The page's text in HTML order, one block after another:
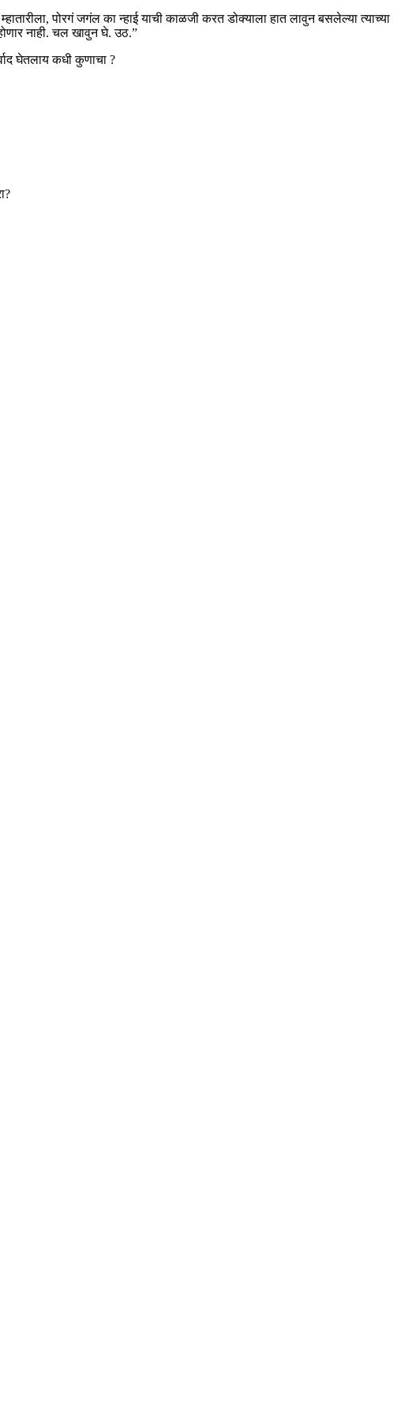
पोरगं जगंल का न्हाई याची काळजी करत डोक्याला हात लावुन बसलेल्या त्याच्या
नाही. चल खावुन घे. उठ.”
घेतलाय कधी कुणाचा ?